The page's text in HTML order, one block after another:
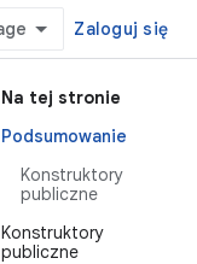
Zaloguj się
Na tej stronie
Podsumowanie
Konstruktory
publiczne
Konstruktory
publiczne